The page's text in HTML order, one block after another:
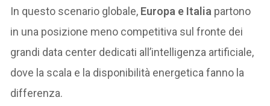
In questo scenario globale, Europa e Italia partono
in una posizione meno competitiva sul fronte dei
grandi data center dedicati all’intelligenza artificiale,
dove la scala e la disponibilità energetica fanno la
differenza.